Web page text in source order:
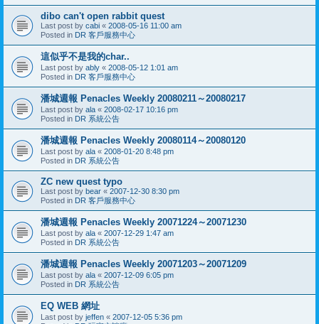
dibo can't open rabbit quest
Last post by cabi « 2008-05-16 11:00 am
Posted in DR 客戶服務中心
這似乎不是我的char..
Last post by ably « 2008-05-12 1:01 am
Posted in DR 客戶服務中心
潘城週報 Penacles Weekly 20080211～20080217
Last post by ala « 2008-02-17 10:16 pm
Posted in DR 系統公告
潘城週報 Penacles Weekly 20080114～20080120
Last post by ala « 2008-01-20 8:48 pm
Posted in DR 系統公告
ZC new quest typo
Last post by bear « 2007-12-30 8:30 pm
Posted in DR 客戶服務中心
潘城週報 Penacles Weekly 20071224～20071230
Last post by ala « 2007-12-29 1:47 am
Posted in DR 系統公告
潘城週報 Penacles Weekly 20071203～20071209
Last post by ala « 2007-12-09 6:05 pm
Posted in DR 系統公告
EQ WEB 網址
Last post by jeffen « 2007-12-05 5:36 pm